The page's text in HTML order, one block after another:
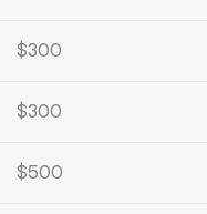
$300
$300
$500